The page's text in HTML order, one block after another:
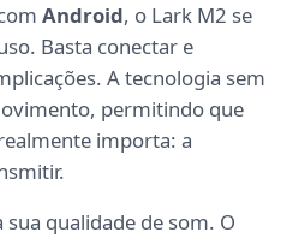
Android, o Lark M2 se
Basta conectar e
A tecnologia sem
permitindo que
importa: a
qualidade de som. O